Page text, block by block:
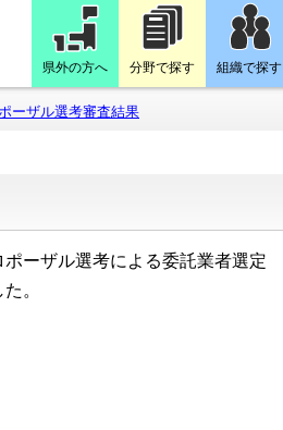
県外の方へ 分野で探す 組織で探す
ーザル選考審査結果
ーザル選考による委託業者選定
。